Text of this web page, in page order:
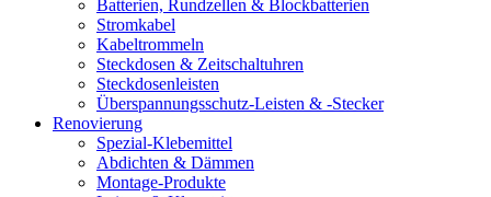
Batterien, Rundzellen & Blockbatterien
Stromkabel
Kabeltrommeln
Steckdosen & Zeitschaltuhren
Steckdosenleisten
Überspannungsschutz-Leisten & -Stecker
Renovierung
Spezial-Klebemittel
Abdichten & Dämmen
Montage-Produkte